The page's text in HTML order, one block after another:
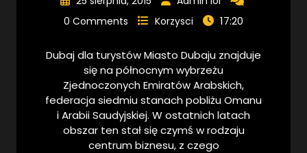
0 Comments
Korzysci 17:20
Dubaj dla turystów Miasto Dubaju znajduje
się na północnym wybrzeżu
Zjednoczonych Emiratów Arabskich,
federacja siedmiu stanach pobliżu Omanu
i Arabii Saudyjskiej. W ostatnich latach
obszar ten stał się czymś w rodzaju
centrum biznesu, z czego